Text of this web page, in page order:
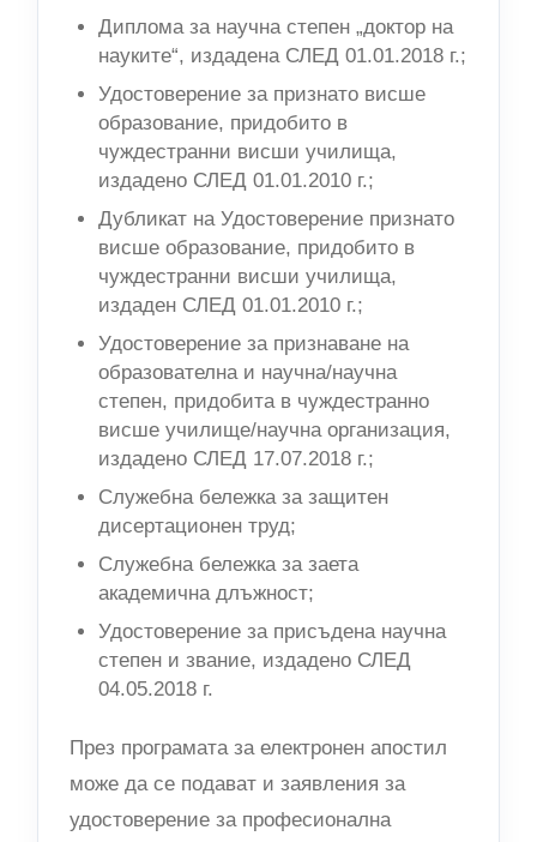
Диплома за научна степен „доктор на
науките“, издадена СЛЕД 01.01.2018 г.;
Удостоверение за признато висше
образование, придобито в
чуждестранни висши училища,
издадено СЛЕД 01.01.2010 г.;
Дубликат на Удостоверение признато
висше образование, придобито в
чуждестранни висши училища,
издаден СЛЕД 01.01.2010 г.;
Удостоверение за признаване на
образователна и научна/научна
степен, придобита в чуждестранно
висше училище/научна организация,
издадено СЛЕД 17.07.2018 г.;
Служебна бележка за защитен
дисертационен труд;
Служебна бележка за заета
академична длъжност;
Удостоверение за присъдена научна
степен и звание, издадено СЛЕД
04.05.2018 г.
През програмата за електронен апостил
може да се подават и заявления за
удостоверение за професионална